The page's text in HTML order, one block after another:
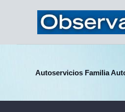
Autoservicios Familia